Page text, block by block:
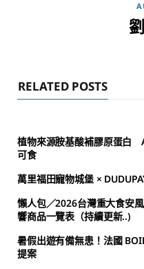
RELATED POSTS
植物來源胺基酸補膠原蛋白
可食
萬里福田寵物城堡 ×
懶人包／2026台灣重大食安
響商品一覽表（持續更新..)
暑假出遊有備無患！法國
提案